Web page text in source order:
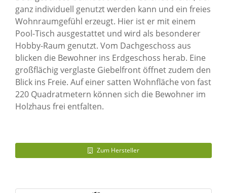
ganz individuell genutzt werden kann und ein freies
Wohnraumgefühl erzeugt. Hier ist er mit einem
Pool-Tisch ausgestattet und wird als besonderer
Hobby-Raum genutzt. Vom Dachgeschoss aus
blicken die Bewohner ins Erdgeschoss herab. Eine
großflächig verglaste Giebelfront öffnet zudem den
Blick ins Freie. Auf einer satten Wohnfläche von fast
220 Quadratmetern können sich die Bewohner im
Holzhaus frei entfalten.
Zum Hersteller